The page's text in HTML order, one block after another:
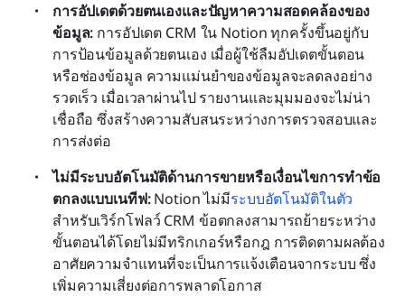
การอัปเดตด้วยตนเองและปัญหาความสอดคล้องของ
ข้อมูล: การอัปเดต CRM ใน Notion ทุกครั้งขึ้นอยู่กับ
การป้อนข้อมูลด้วยตนเอง เมื่อผู้ใช้ลืมอัปเดตขั้นตอน
หรือช่องข้อมูล ความแม่นยำของข้อมูลจะลดลงอย่าง
รวดเร็ว เมื่อเวลาผ่านไป รายงานและมุมมองจะไม่น่า
เชื่อถือ ซึ่งสร้างความสับสนระหว่างการตรวจสอบและ
การส่งต่อ
ไม่มีระบบอัตโนมัติด้านการขายหรือเงื่อนไขการทำข้อ
ตกลงแบบเนทีฟ: Notion ไม่มีระบบอัตโนมัติในตัว
สำหรับเวิร์กโฟลว์ CRM ข้อตกลงสามารถย้ายระหว่าง
ขั้นตอนได้โดยไม่มีทริกเกอร์หรือกฎ การติดตามผลต้อง
อาศัยความจำแทนที่จะเป็นการแจ้งเตือนจากระบบ ซึ่ง
เพิ่มความเสี่ยงต่อการพลาดโอกาส